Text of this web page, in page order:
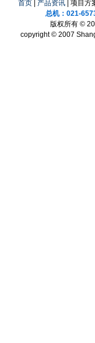
首页 产品资讯 | 项目方
总机：021-
版权所有 ©
copyright © 2007